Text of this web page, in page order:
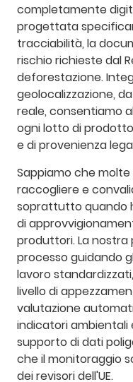
completamente
progettata
tracciabilità, la
rischio richieste dal
deforestazione.
geolocalizzazione,
reale, consentiamo
ogni lotto di
e di provenienza
Sappiamo che
raccogliere e
soprattutto quando
di
produttori. La
processo guidando
lavoro
livello di
valutazione
indicatori ambientali
supporto di dati
che il monitoraggio
dei revisori dell'UE.